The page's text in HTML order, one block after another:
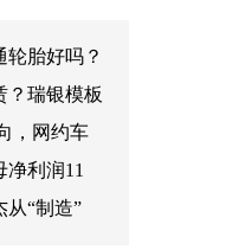
胎好吗？
？瑞银模板
，网约车
利润11
从“制造”